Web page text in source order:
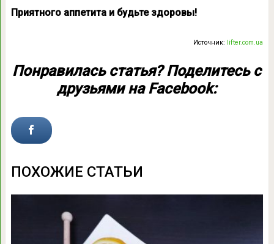
Приятного аппетита и будьте здоровы!
Источник: lifter.com.ua
Понравилась статья? Поделитесь с
друзьями на Facebook:
ПОХОЖИЕ СТАТЬИ